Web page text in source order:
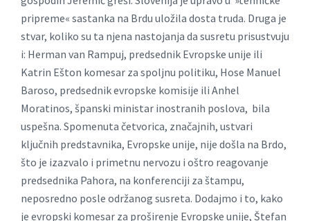
pripreme« sastanka na Brdu uložila dosta truda. Druga je
stvar, koliko su ta njena nastojanja da susretu prisustvuju
i: Herman van Rampuj, predsednik Evropske unije ili
Katrin Ešton komesar za spoljnu politiku, Hose Manuel
Baroso, predsednik evropske komisije ili Anhel
Moratinos, španski ministar inostranih poslova, bila
uspešna. Spomenuta četvorica, značajnih, ustvari
ključnih predstavnika, Evropske unije, nije došla na Brdo,
što je izazvalo i primetnu nervozu i oštro reagovanje
predsednika Pahora, na konferenciji za štampu,
neposredno posle održanog susreta. Dodajmo i to, kako
je evropski komesar za proširenje Evropske unije, Štefan